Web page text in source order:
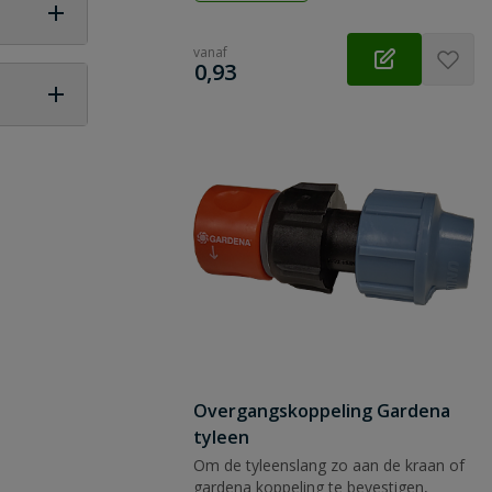
vanaf
€
0,93
Overgangskoppeling Gardena
tyleen
Om de tyleenslang zo aan de kraan of
gardena koppeling te bevestigen,